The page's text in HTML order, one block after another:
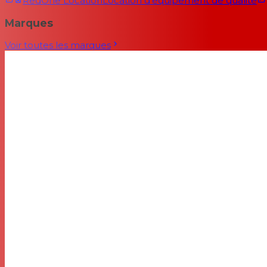
Marques
Voir toutes les marques